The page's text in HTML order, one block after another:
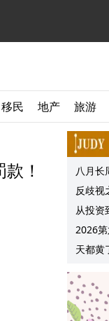
移民 地产 旅游
！
八月长
节庆,
反歧视
议会一
从投资
户共享
2026
务提质
天都黄